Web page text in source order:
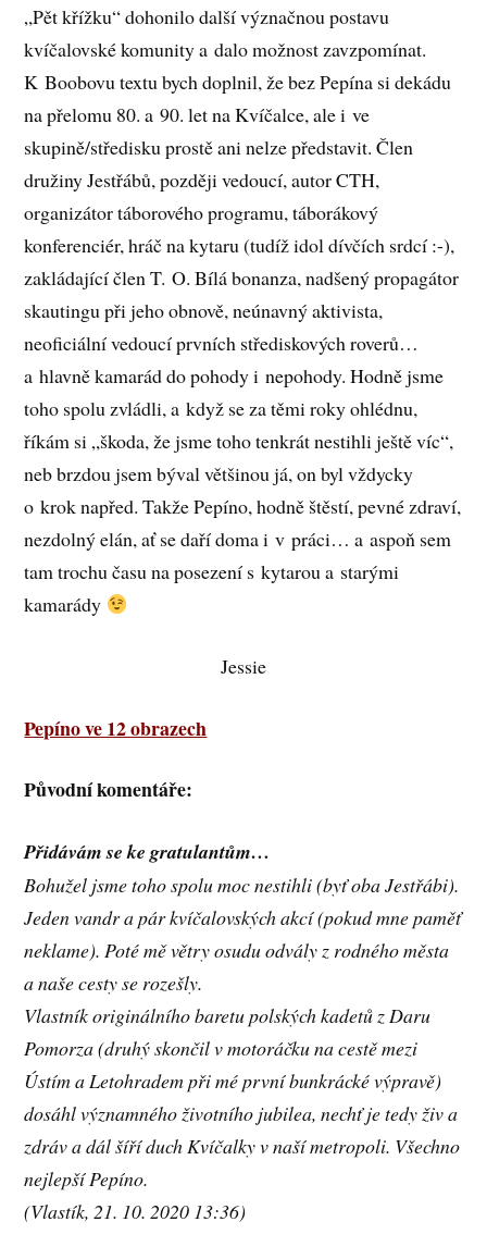
„Pět křížku“ dohonilo další význačnou postavu
kvíčalovské komunity a dalo možnost zavzpomínat.
K Boobovu textu bych doplnil, že bez Pepína si dekádu
na přelomu 80. a 90. let na Kvíčalce, ale i ve
skupině/středisku prostě ani nelze představit. Člen
družiny Jestřábů, později vedoucí, autor CTH,
organizátor táborového programu, táborákový
konferenciér, hráč na kytaru (tudíž idol dívčích srdcí :-),
zakládající člen T. O. Bílá bonanza, nadšený propagátor
skautingu při jeho obnově, neúnavný aktivista,
neoficiální vedoucí prvních střediskových roverů…
a hlavně kamarád do pohody i nepohody. Hodně jsme
toho spolu zvládli, a když se za těmi roky ohlédnu,
říkám si „škoda, že jsme toho tenkrát nestihli ještě víc“,
neb brzdou jsem býval většinou já, on byl vždycky
o krok napřed. Takže Pepíno, hodně štěstí, pevné zdraví,
nezdolný elán, ať se daří doma i v práci… a aspoň sem
tam trochu času na posezení s kytarou a starými
kamarády
Jessie
Pepíno ve 12 obrazech
Původní komentáře:
Přidávám se ke gratulantům…
Bohužel jsme toho spolu moc nestihli (byť oba Jestřábi).
Jeden vandr a pár kvíčalovských akcí (pokud mne paměť
neklame). Poté mě větry osudu odvály z rodného města
a naše cesty se rozešly.
Vlastník originálního baretu polských kadetů z Daru
Pomorza (druhý skončil v motoráčku na cestě mezi
Ústím a Letohradem při mé první bunkrácké výpravě)
dosáhl významného životního jubilea, nechť je tedy živ a
zdráv a dál šíří duch Kvíčalky v naší metropoli. Všechno
nejlepší Pepíno.
(Vlastík, 21. 10. 2020 13:36)